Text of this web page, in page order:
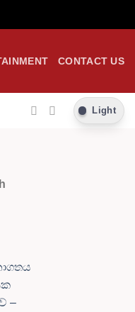
CONTACT US
Light
–